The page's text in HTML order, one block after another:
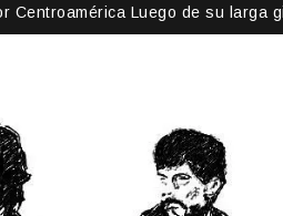
Centroamérica Luego de su larga